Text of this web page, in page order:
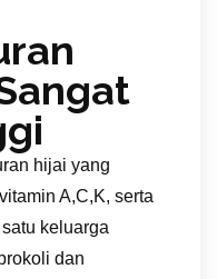
hijai yang
A,C,K, serta
keluarga
dan